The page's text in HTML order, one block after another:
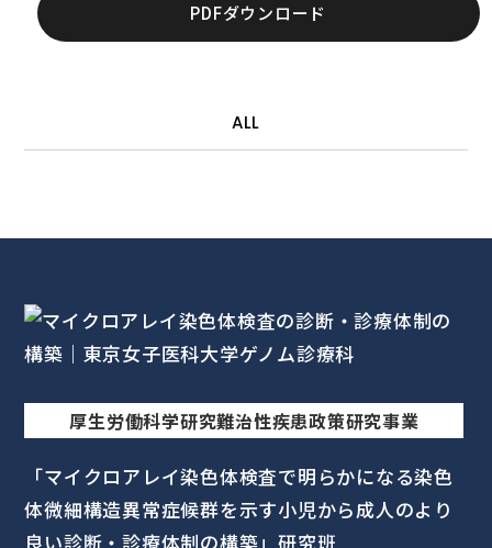
PDFダウンロード
ALL
厚生労働科学研究難治性疾患政策研究事業
「マイクロアレイ染色体検査で明らかになる染色
体微細構造異常症候群を示す小児から成人のより
良い診断・診療体制の構築」研究班